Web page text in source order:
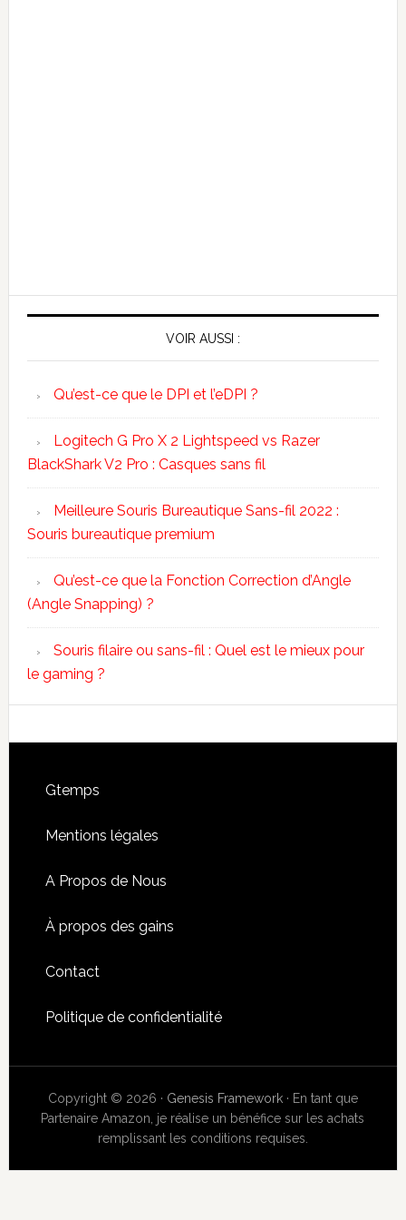
VOIR AUSSI :
Qu’est-ce que le DPI et l’eDPI ?
Logitech G Pro X 2 Lightspeed vs Razer
BlackShark V2 Pro : Casques sans fil
Meilleure Souris Bureautique Sans-fil 2022 :
Souris bureautique premium
Qu’est-ce que la Fonction Correction d’Angle
(Angle Snapping) ?
Souris filaire ou sans-fil : Quel est le mieux pour
le gaming ?
Footer
Gtemps
Mentions légales
A Propos de Nous
À propos des gains
Contact
Politique de confidentialité
Copyright © 2026 · Genesis Framework· En tant que
Partenaire Amazon, je réalise un bénéfice sur les achats
remplissant les conditions requises.